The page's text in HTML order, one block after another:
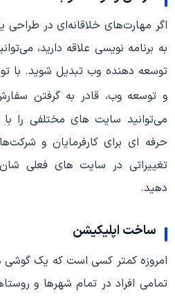
اگر مهارت‌های خلاقانه‌ای در طراحی
به برنامه نویسی علاقه دارید،
توسعه دهنده وب تبدیل شوید. با
و توسعه وب، قادر به گرفتن
می‌توانید سایت های مختلفی را
حرفه ای برای کارفرمایان و
تغییراتی در سایت های فعلی شان
دهید.
ساخت اپلیکیشن
امروزه کمتر کسی است که یک گوشی
تمامی افراد در تمام شهرها و